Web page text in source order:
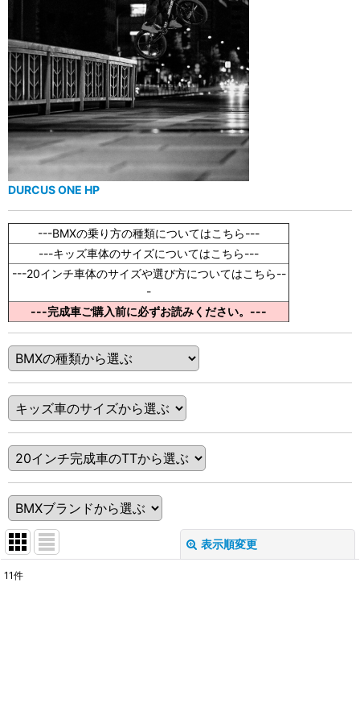
DURCUS ONE HP
---BMXの乗り方の種類についてはこちら---
---キッズ車体のサイズについてはこちら---
---20インチ車体のサイズや選び方についてはこちら--
-
---完成車ご購入前に必ずお読みください。---
表示順変更
11件